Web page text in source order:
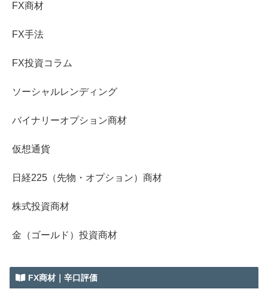
FX商材
FX手法
FX投資コラム
ソーシャルレンディング
バイナリーオプション商材
仮想通貨
日経225（先物・オプション）商材
株式投資商材
金（ゴールド）投資商材
FX商材｜辛口評価